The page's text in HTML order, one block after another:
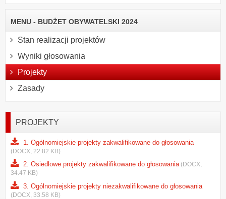
MENU - BUDŻET OBYWATELSKI 2024
Stan realizacji projektów
Wyniki głosowania
Projekty
Zasady
PROJEKTY
1. Ogólnomiejskie projekty zakwalifikowane do głosowania
(DOCX, 22.82 KB)
2. Osiedlowe projekty zakwalifikowane do głosowania (DOCX,
34.47 KB)
3. Ogólnomiejskie projekty niezakwalifikowane do głosowania
(DOCX, 33.58 KB)